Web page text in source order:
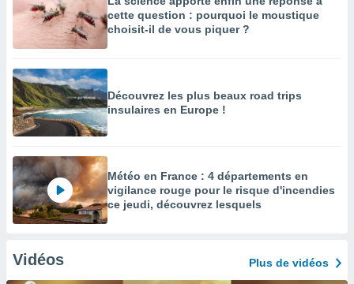
cette question : pourquoi le moustique
choisit-il de vous piquer ?
Découvrez les plus beaux road trips
insulaires en Europe !
Météo en France : 4 départements en
vigilance rouge pour le risque d'incendies
ce jeudi, découvrez lesquels
Vidéos Plus de vidéos